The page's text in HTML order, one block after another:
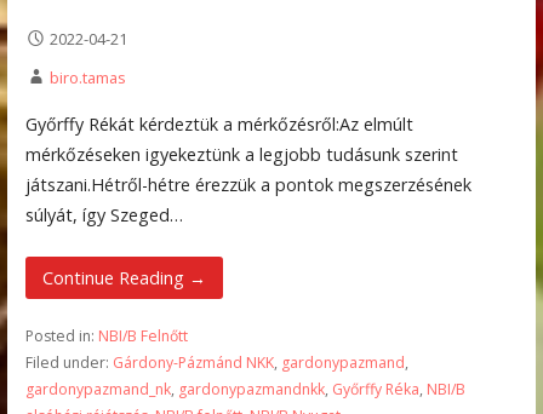
2022-04-21
biro.tamas
Győrffy Rékát kérdeztük a mérkőzésről:Az elmúlt
mérkőzéseken igyekeztünk a legjobb tudásunk szerint
játszani.Hétről-hétre érezzük a pontok megszerzésének
súlyát, így Szeged…
Continue Reading →
Posted in: NBI/B Felnőtt
Filed under: Gárdony-Pázmánd NKK, gardonypazmand,
gardonypazmand_nk, gardonypazmandnkk, Győrffy Réka, NBI/B